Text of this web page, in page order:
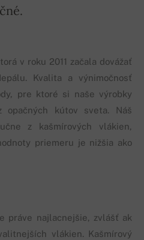
v roku 2011 začala dovážať
Kvalita a výnimočnosť
pre ktoré si naše výrobky
opačných kútov sveta. Náš
z kašmírových vlákien,
priemeru je nižšia ako
práve najlacnejšie, zvlášť ak
vlákien. Kašmírový